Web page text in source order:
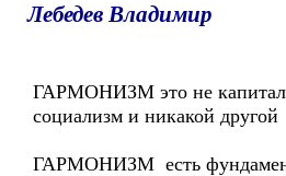
Лебедев Владимир
ГАРМОНИЗМ это не
социализм и никакой другой
ГАРМОНИЗМ есть